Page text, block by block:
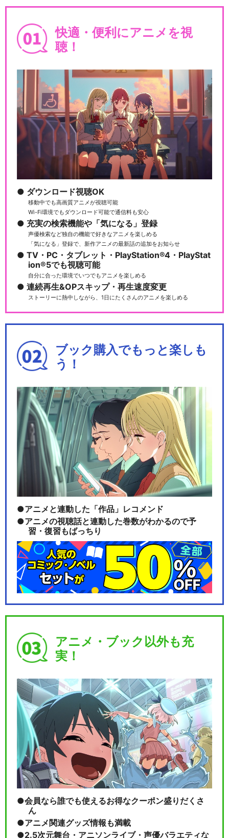
快適・便利にアニメを視
聴！
ダウンロード視聴OK
移動中でも高画質アニメが視聴可能
Wi-Fi環境でもダウンロード可能で通信料も安心
充実の検索機能や「気になる」登録
声優検索など独自の機能で好きなアニメを楽しめる
「気になる」登録で、新作アニメの最新話の追加をお知らせ
TV・PC・タブレット・PlayStation®4・PlayStat
ion®5でも視聴可能
自分に合った環境でいつでもアニメを楽しめる
連続再生&OPスキップ・再生速度変更
ストーリーに熱中しながら、1日にたくさんのアニメを楽しめる
ブック購入でもっと楽しも
う！
アニメと連動した「作品」レコメンド
アニメの視聴話と連動した巻数がわかるので予
習・復習もばっちり
アニメ・ブック以外も充
実！
会員なら誰でも使えるお得なクーポン盛りだくさ
ん
アニメ関連グッズ情報も満載
2.5次元舞台・アニソンライブ・声優バラエティな